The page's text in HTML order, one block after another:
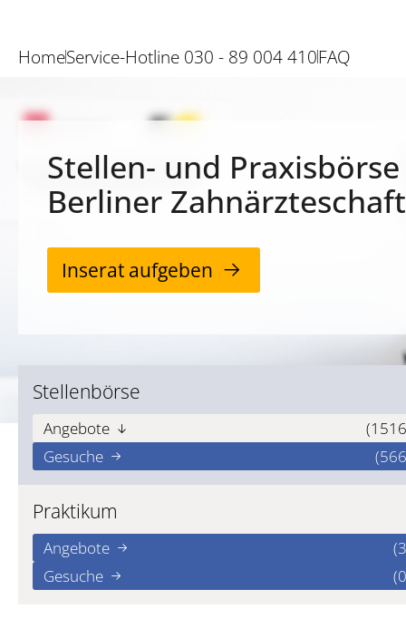
HomeService-Hotline 030 - 89 004 410FAQ
Stellen- und
Berliner Zahnärzteschaft
Inserat aufgeben
Stellenbörse
Angebote
Gesuche
Praktikum
Angebote
Gesuche